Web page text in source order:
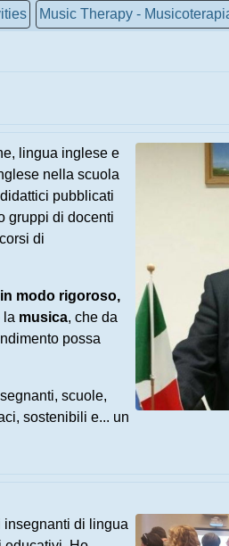
Music Therapy -
lingua inglese e
nella scuola
pubblicati
gruppi di docenti
di
modo rigoroso,
la musica, che da
possa
scuole,
sostenibili e... un
insegnanti di lingua